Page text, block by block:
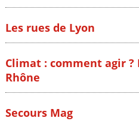
Les rues de Lyon
Climat : comment agir ?
Rhône
Secours Mag